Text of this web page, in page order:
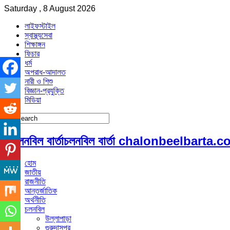
Saturday , 8 August 2026
লাইফস্টাইল
স্বাস্থ্যসেবা
শিক্ষাঙ্গন
ফিচার
ধর্ম
অপরাধ-আদালত
নারী ও শিশু
বিজ্ঞান-প্রযুক্তি
মিডিয়া
চলনবিল বার্তা
হোম
জাতীয়
রাজনীতি
আন্তর্জাতিক
অর্থনীতি
চলনবিল
উল্লাপাড়া
গুরুদাসপুর